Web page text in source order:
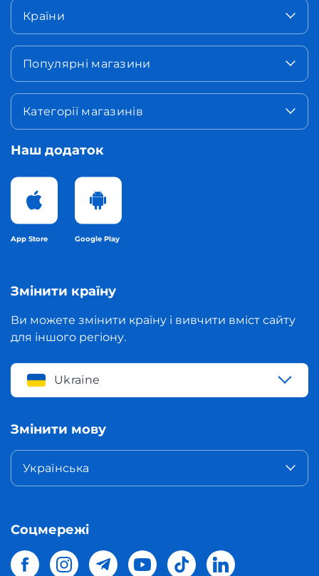
Країни
Популярні магазини
Категорії магазинів
Наш додаток
App Store Google Play
Змінити країну
Ви можете змінити країну і вивчити вміст сайту
для іншого регіону.
Ukraine
Змінити мову
Українська
Соцмережі